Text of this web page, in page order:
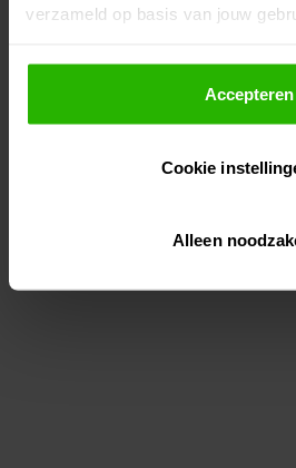
verzameld op basis van jouw
Als je op "Accepteer" klikt, dan
toestemming om cookies voor
gepersonaliseerde advertenties te
Lees hier meer over in ons
Via "Cookie instellingen" kun je
Accepteren
Cookie
Alleen